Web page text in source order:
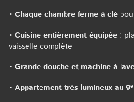
•Chaque chambre ferme à clé
•Cuisine entièrement équipée :
vaisselle complète
•Grande douche et machine à
•Appartement très lumineux au